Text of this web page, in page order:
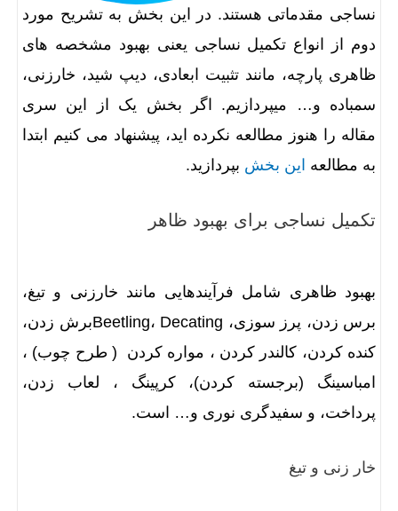
نساجی مقدماتی هستند. در این بخش به تشریح مورد
دوم از انواع تکمیل نساجی یعنی بهبود مشخصه های
ظاهری پارچه، مانند تثبیت ابعادی، دیپ شید، خارزنی،
سمباده و… میپردازیم. اگر بخش یک از این سری
مقاله را هنوز مطالعه نکرده اید، پیشنهاد می کنیم ابتدا
به مطالعه این بخش بپردازید.
تکمیل نساجی برای بهبود ظاهر
بهبود ظاهری شامل فرآیندهایی مانند خارزنی و تیغ،
برس زدن، پرز سوزی، Beetling، Decatingبرش زدن،
کنده کردن، کالندر کردن ، مواره کردن ( طرح چوب) ،
امباسینگ (برجسته کردن)، کرپینگ ، لعاب زدن،
پرداخت، و سفیدگری نوری و… است.
خار زنی و تیغ